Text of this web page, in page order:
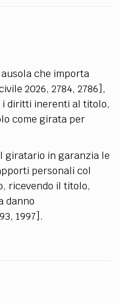
che importa
2026, 2784, 2786],
diritti inerenti al titolo,
come girata per
giratario in garanzia le
personali col
ricevendo il titolo,
danno
1997].